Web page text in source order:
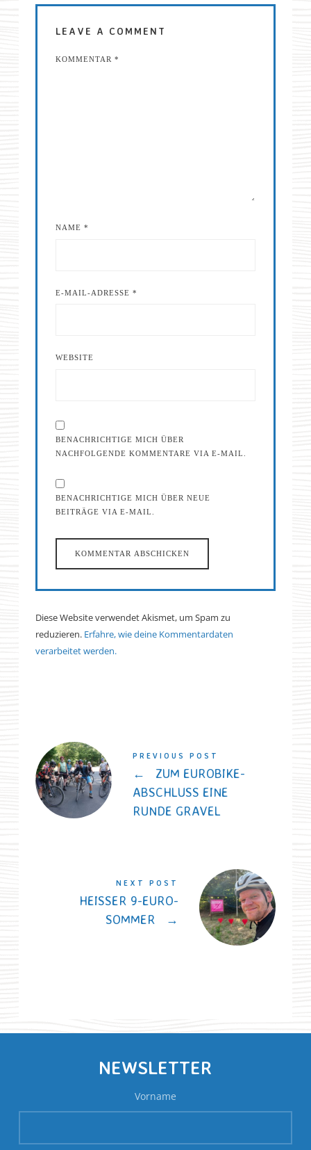
LEAVE A COMMENT
KOMMENTAR *
NAME *
E-MAIL-ADRESSE *
WEBSITE
BENACHRICHTIGE MICH ÜBER
NACHFOLGENDE KOMMENTARE VIA E-MAIL.
BENACHRICHTIGE MICH ÜBER NEUE
BEITRÄGE VIA E-MAIL.
Diese Website verwendet Akismet, um Spam zu
reduzieren. Erfahre, wie deine Kommentardaten
verarbeitet werden.
PREVIOUS POST
←
ZUM EUROBIKE-
ABSCHLUSS EINE
RUNDE GRAVEL
NEXT POST
HEISSER 9-EURO-S
OMMER
→
NEWSLETTER
Vorname